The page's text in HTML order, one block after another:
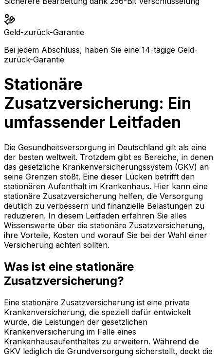
Geld-zurück-Garantie
Bei jedem Abschluss, haben Sie eine 14-tägige Geld-
zurück-Garantie
Stationäre
Zusatzversicherung: Ein
umfassender Leitfaden
Die Gesundheitsversorgung in Deutschland gilt als eine
der besten weltweit. Trotzdem gibt es Bereiche, in denen
das gesetzliche Krankenversicherungssystem (GKV) an
seine Grenzen stößt. Eine dieser Lücken betrifft den
stationären Aufenthalt im Krankenhaus. Hier kann eine
stationäre Zusatzversicherung helfen, die Versorgung
deutlich zu verbessern und finanzielle Belastungen zu
reduzieren. In diesem Leitfaden erfahren Sie alles
Wissenswerte über die stationäre Zusatzversicherung,
ihre Vorteile, Kosten und worauf Sie bei der Wahl einer
Versicherung achten sollten.
Was ist eine stationäre
Zusatzversicherung?
Eine stationäre Zusatzversicherung ist eine private
Krankenversicherung, die speziell dafür entwickelt
wurde, die Leistungen der gesetzlichen
Krankenversicherung im Falle eines
Krankenhausaufenthaltes zu erweitern. Während die
GKV lediglich die Grundversorgung sicherstellt, deckt die